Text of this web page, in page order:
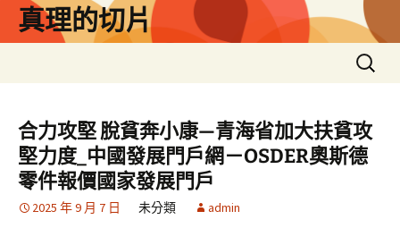
真理的切片
搜
尋
鍵
字:
合力攻堅 脫貧奔小康—青海省加大扶貧攻
堅力度_中國發展門戶網－OSDER奧斯德
零件報價國家發展門戶
2025 年 9 月 7 日 未分類 admin